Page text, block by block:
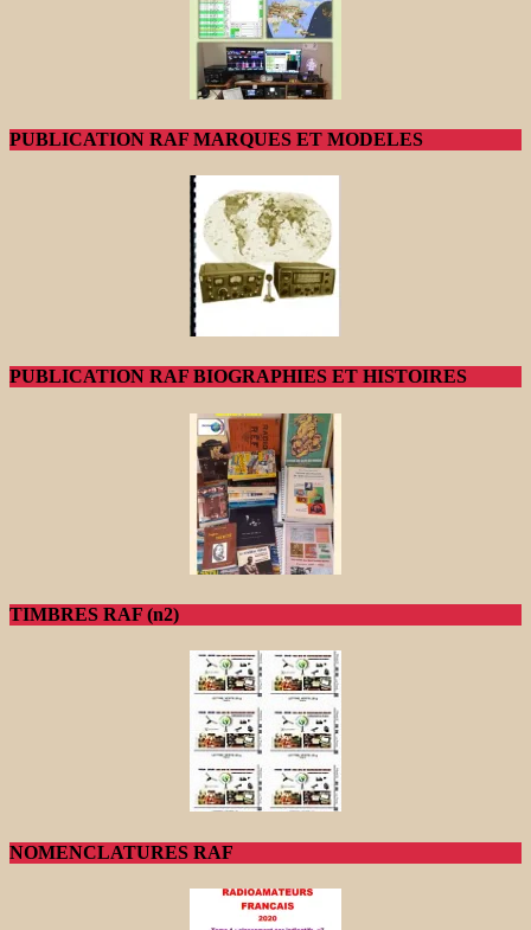
PUBLICATION RAF MARQUES ET MODELES
PUBLICATION RAF BIOGRAPHIES ET HISTOIRES
TIMBRES RAF (n2)
NOMENCLATURES RAF